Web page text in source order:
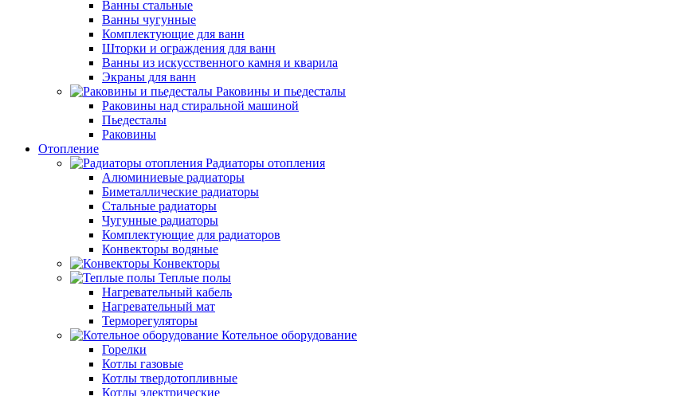
Ванны стальные
Ванны чугунные
Комплектующие для ванн
Шторки и ограждения для ванн
Ванны из искусственного камня и кварила
Экраны для ванн
Раковины и пьедесталы
Раковины над стиральной машиной
Пьедесталы
Раковины
Отопление
Радиаторы отопления
Алюминиевые радиаторы
Биметаллические радиаторы
Стальные радиаторы
Чугунные радиаторы
Комплектующие для радиаторов
Конвекторы водяные
Конвекторы
Теплые полы
Нагревательный кабель
Нагревательный мат
Терморегуляторы
Котельное оборудование
Горелки
Котлы газовые
Котлы твердотопливные
Котлы электрические